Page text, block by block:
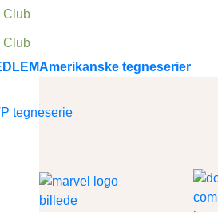
Amerikanske tegneserier